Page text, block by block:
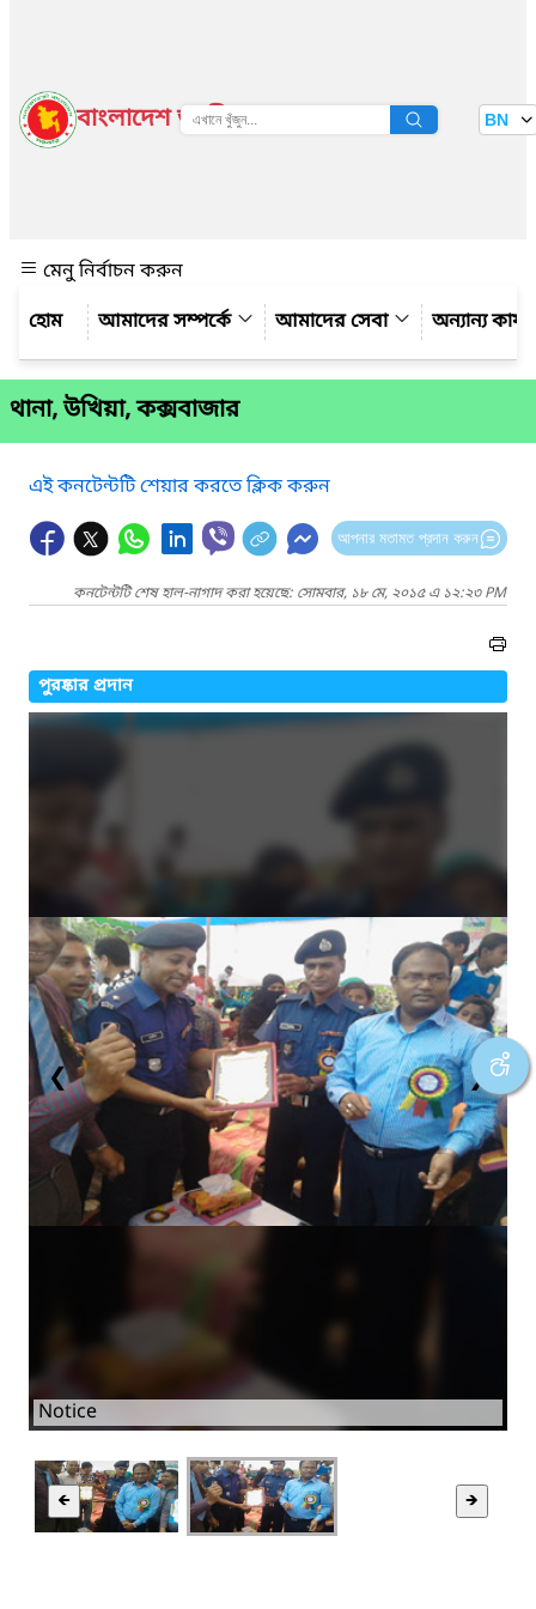
বাংলাদেশ জাতীয় তথ্য বাতায়ন BN
মেনু নির্বাচন করুন
আমাদের সম্পর্কে
আমাদের সেবা অন্যান্য
থানা, উখিয়া, কক্সবাজার
এই কনটেন্টটি শেয়ার করতে ক্লিক করুন
আপনার মতামত প্রদান করুন
কনটেন্টটি শেষ হাল-নাগাদ করা হয়েছে: সোমবার, ১৮ মে, ২০১৫ এ ১২:২৩ PM
পুরষ্কার প্রদান
Notice
❮ ❯
🡸 🡺